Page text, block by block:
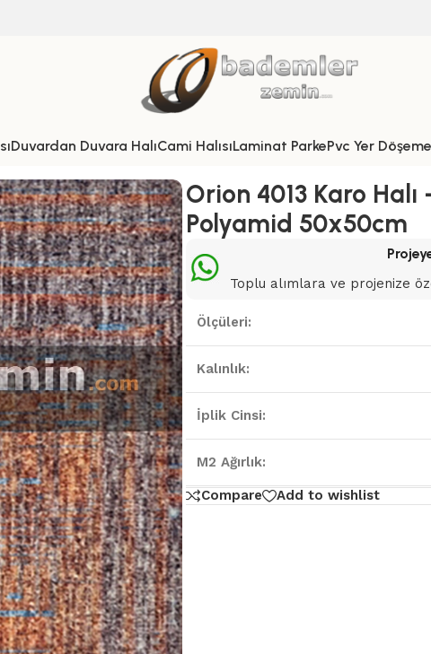
Duvardan Duvara HalıCami HalısıLaminat ParkePvc Yer Döşeme
Orion 4013 Karo
Polyamid 50x50cm
Toplu alımlara ve projenize
Ölçüleri:
Kalınlık:
İplik Cinsi:
M2 Ağırlık:
Compare Add to wishlist